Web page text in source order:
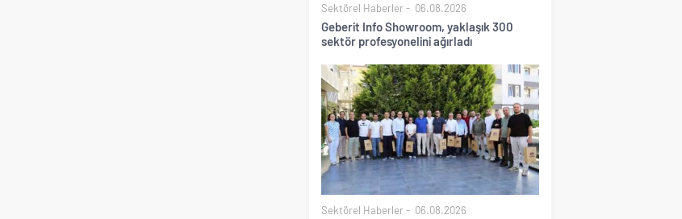
Sektörel Haberler 06.08.2026
Geberit Info Showroom, yaklaşık 300
sektör profesyonelini ağırladı
Sektörel Haberler 06.08.2026